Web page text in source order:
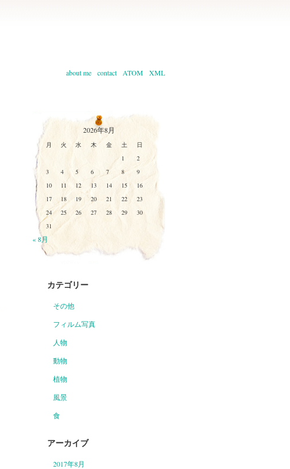
about me contact ATOM XML
2026年8月
月 火 水 木 金 土
日
1
2
3
4 5 6 7 8
9
10
11 12 13 14 15
16
17
18 19 20 21 22
23
24
25 26 27 28 29
30
31
« 8月
カテゴリー
その他
フィルム写真
人物
動物
植物
風景
食
アーカイブ
2017年8月